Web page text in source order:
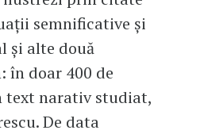
semnificative și
și alte două
în doar 400 de
text narativ studiat,
De data